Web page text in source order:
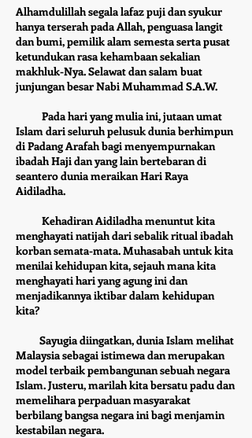
Alhamdulillah segala lafaz puji dan syukur
hanya terserah pada Allah, penguasa langit
dan bumi, pemilik alam semesta serta pusat
ketundukan rasa kehambaan sekalian
makhluk-Nya. Selawat dan salam buat
junjungan besar Nabi Muhammad S.A.W.
Pada hari yang mulia ini, jutaan umat
Islam dari seluruh pelusuk dunia berhimpun
di Padang Arafah bagi menyempurnakan
ibadah Haji dan yang lain bertebaran di
seantero dunia meraikan Hari Raya
Aidiladha.
Kehadiran Aidiladha menuntut kita
menghayati natijah dari sebalik ritual ibadah
korban semata-mata. Muhasabah untuk kita
menilai kehidupan kita, sejauh mana kita
menghayati hari yang agung ini dan
menjadikannya iktibar dalam kehidupan
kita?
Sayugia diingatkan, dunia Islam melihat
Malaysia sebagai istimewa dan merupakan
model terbaik pembangunan sebuah negara
Islam. Justeru, marilah kita bersatu padu dan
memelihara perpaduan masyarakat
berbilang bangsa negara ini bagi menjamin
kestabilan negara.